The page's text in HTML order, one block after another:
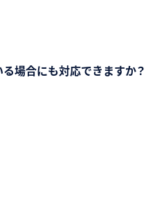
場合にも対応できますか？